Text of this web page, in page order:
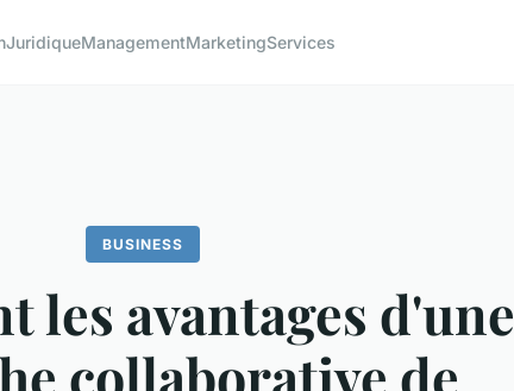
JuridiqueManagementMarketingServices
BUSINESS
les avantages d'une
collaborative de